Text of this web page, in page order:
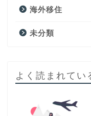
海外移住
未分類
よく読まれてい